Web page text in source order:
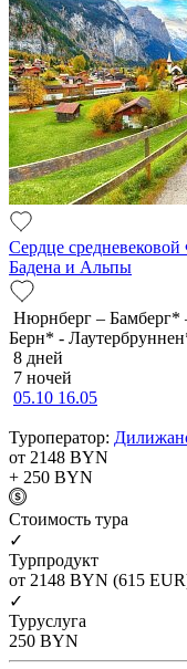
Сердце
Бадена и Альпы
Нюрнберг – Бамберг*
Берн* -
8 дней
7 ночей
05.10 16.05
Туроператор:
от 2148 BYN
+ 250 BYN
Cтоимость тура
✓
Турпродукт
от 2148 BYN (615
✓
Туруслуга
250 BYN